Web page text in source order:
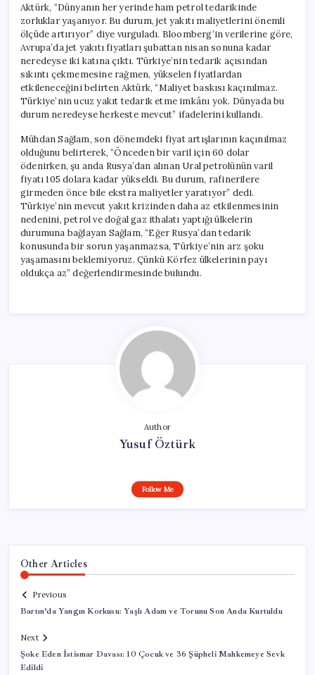
Aktürk, “Dünyanın her yerinde ham petrol tedarikinde
zorluklar yaşanıyor. Bu durum, jet yakıtı maliyetlerini önemli
ölçüde artırıyor” diye vurguladı. Bloomberg’in verilerine göre,
Avrupa’da jet yakıtı fiyatları şubattan nisan sonuna kadar
neredeyse iki katına çıktı. Türkiye’nin tedarik açısından
sıkıntı çekmemesine rağmen, yükselen fiyatlardan
etkileneceğini belirten Aktürk, “Maliyet baskısı kaçınılmaz.
Türkiye’nin ucuz yakıt tedarik etme imkânı yok. Dünyada bu
durum neredeyse herkeste mevcut” ifadelerini kullandı.
Mühdan Sağlam, son dönemdeki fiyat artışlarının kaçınılmaz
olduğunu belirterek, “Önceden bir varil için 60 dolar
ödenirken, şu anda Rusya’dan alınan Ural petrolünün varil
fiyatı 105 dolara kadar yükseldi. Bu durum, rafinerilere
girmeden önce bile ekstra maliyetler yaratıyor” dedi.
Türkiye’nin mevcut yakıt krizinden daha az etkilenmesinin
nedenini, petrol ve doğal gaz ithalatı yaptığı ülkelerin
durumuna bağlayan Sağlam, “Eğer Rusya’dan tedarik
konusunda bir sorun yaşanmazsa, Türkiye’nin arz şoku
yaşamasını beklemiyoruz. Çünkü Körfez ülkelerinin payı
oldukça az” değerlendirmesinde bulundu.
Author
Yusuf Öztürk
Follow Me
Other Articles
Previous
Bartın’da Yangın Korkusu: Yaşlı Adam ve Torunu Son Anda Kurtuldu
Next
Şoke Eden İstismar Davası: 10 Çocuk ve 36 Şüpheli Mahkemeye Sevk
Edildi